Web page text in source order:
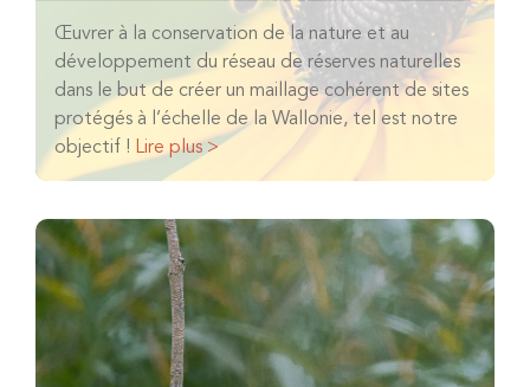
Œuvrer à la conservation de la nature et au
développement du réseau de réserves naturelles
dans le but de créer un maillage cohérent de sites
protégés à l’échelle de la Wallonie, tel est notre
objectif ! Lire plus >